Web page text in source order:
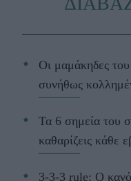
Οι μαμάκηδες του
συνήθως
Τα 6 σημεία του
καθαρίζεις κάθε
3-3-3 rule: Ο